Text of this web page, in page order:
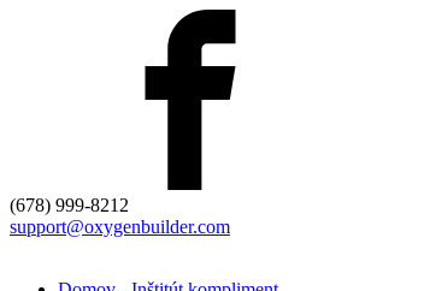
(678) 999-8212
support@oxygenbuilder.com